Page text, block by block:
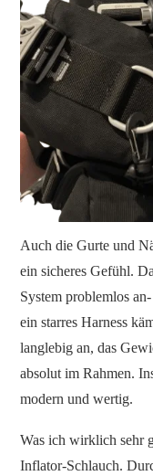
Auch die Gurte und
ein sicheres Gefühl.
System problemlos
ein starres Harness
langlebig an, das
absolut im Rahmen.
modern und wertig.
Was ich wirklich sehr
Inflator-Schlauch.